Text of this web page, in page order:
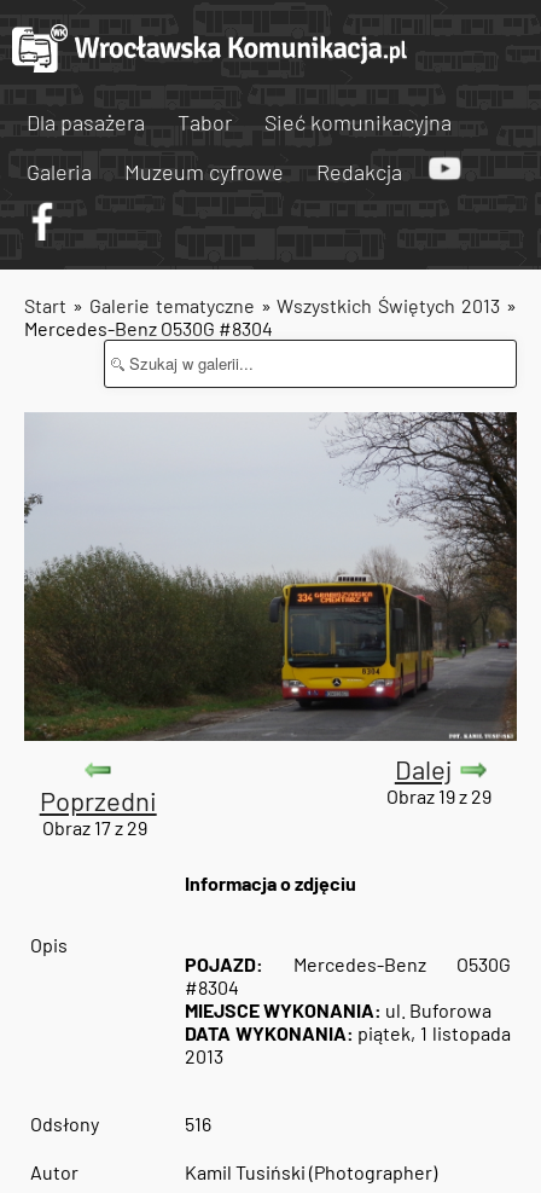
Dla pasażera Tabor
Sieć komunikacyjna
Galeria
Muzeum cyfrowe Redakcja
Start » Galerie tematyczne »Wszystkich Świętych 2013 »
Mercedes-Benz O530G #8304
Poprzedni
Obraz 17 z 29
Dalej
Obraz 19 z 29
Informacja o zdjęciu
Opis
POJAZD: Mercedes-Benz O530G
#8304
MIEJSCE WYKONANIA: ul. Buforowa
DATA WYKONANIA: piątek, 1 listopada
2013
Odsłony 516
Autor Kamil Tusiński (Photographer)